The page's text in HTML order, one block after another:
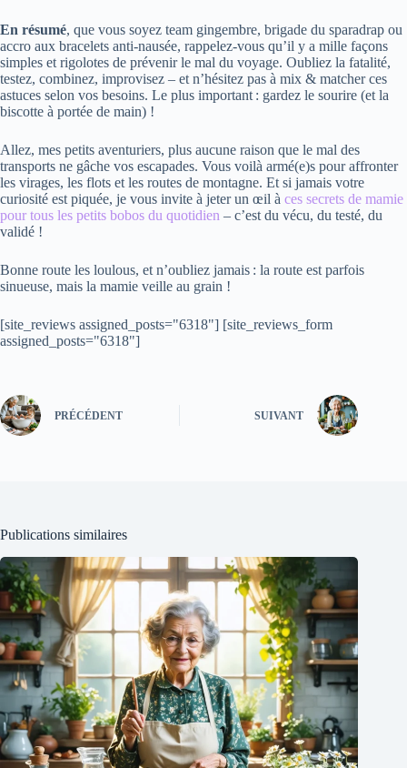
En résumé, que vous soyez team gingembre, brigade du sparadrap ou
accro aux bracelets anti-nausée, rappelez-vous qu’il y a mille façons
simples et rigolotes de prévenir le mal du voyage. Oubliez la fatalité,
testez, combinez, improvisez – et n’hésitez pas à mix & matcher ces
astuces selon vos besoins. Le plus important : gardez le sourire (et la
biscotte à portée de main) !
Allez, mes petits aventuriers, plus aucune raison que le mal des
transports ne gâche vos escapades. Vous voilà armé(e)s pour affronter
les virages, les flots et les routes de montagne. Et si jamais votre
curiosité est piquée, je vous invite à jeter un œil à ces secrets de mamie
pour tous les petits bobos du quotidien – c’est du vécu, du testé, du
validé !
Bonne route les loulous, et n’oubliez jamais : la route est parfois
sinueuse, mais la mamie veille au grain !
[site_reviews assigned_posts="6318"] [site_reviews_form
assigned_posts="6318"]
PRÉCÉDENT SUIVANT
Publications similaires